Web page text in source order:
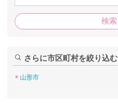
さらに市区町村を絞り込む
山形市